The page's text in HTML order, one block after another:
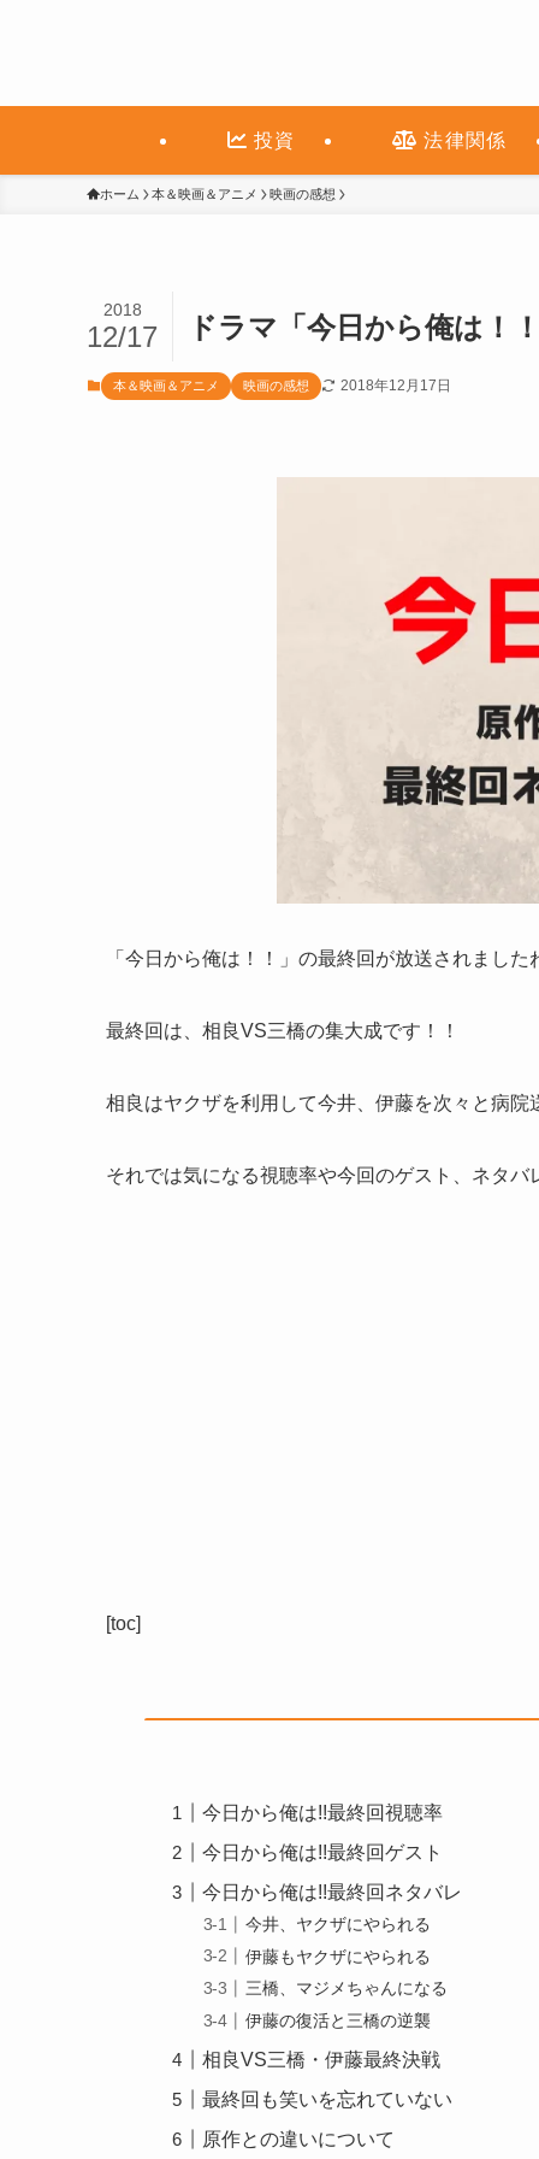
投資 法律関係
ホーム 本＆映画＆アニメ 映画の感想
ドラマ「今日から俺は！
2018
12/17
本＆映画＆アニメ 映画の感想 2018年12月17日
「今日から俺は！！」の最終回が放送されました
最終回は、相良VS三橋の集大成です！！
相良はヤクザを利用して今井、伊藤を次々と病
それでは気になる視聴率や今回のゲスト、ネタ
[toc]
今日から俺は!!最終回視聴率
今日から俺は!!最終回ゲスト
今日から俺は!!最終回ネタバレ
今井、ヤクザにやられる
伊藤もヤクザにやられる
三橋、マジメちゃんになる
伊藤の復活と三橋の逆襲
相良VS三橋・伊藤最終決戦
最終回も笑いを忘れていない
原作との違いについて